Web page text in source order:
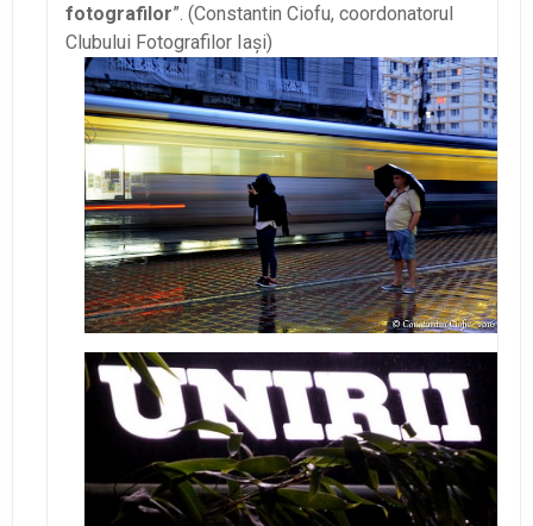
fotografilor”. (Constantin Ciofu, coordonatorul
Clubului Fotografilor Iaşi)